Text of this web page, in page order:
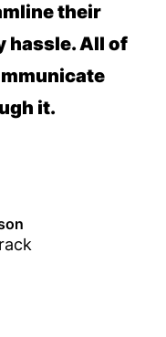
their
hassle. All of
it.